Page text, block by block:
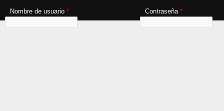
Nombre de usuario * Contraseña *